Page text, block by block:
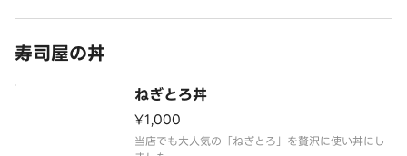
寿司屋の丼
ねぎとろ丼
¥1,000
当店でも大人気の「ねぎとろ」を贅沢に使い丼にし